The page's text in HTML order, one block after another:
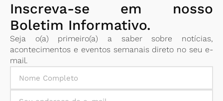
Inscreva-se em nosso
Boletim Informativo.
Seja o(a) primeiro(a) a saber sobre notícias,
acontecimentos e eventos semanais direto no seu e-
mail.